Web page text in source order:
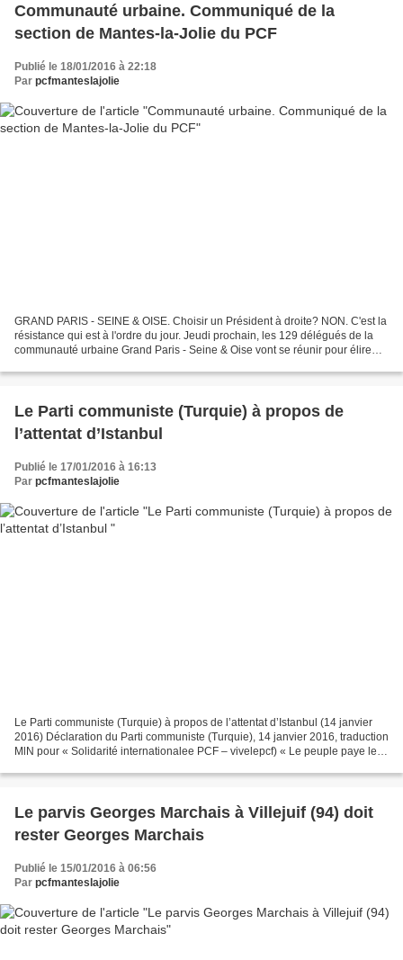
Communauté urbaine. Communiqué de la
section de Mantes-la-Jolie du PCF
Publié le 18/01/2016 à 22:18
Par pcfmanteslajolie
GRAND PARIS - SEINE & OISE. Choisir un Président à droite? NON. C'est la
résistance qui est à l'ordre du jour. Jeudi prochain, les 129 délégués de la
communauté urbaine Grand Paris - Seine & Oise vont se réunir pour élire
Le Parti communiste (Turquie) à propos de
l’attentat d’Istanbul
Publié le 17/01/2016 à 16:13
Par pcfmanteslajolie
Le Parti communiste (Turquie) à propos de l’attentat d’Istanbul (14 janvier
2016) Déclaration du Parti communiste (Turquie), 14 janvier 2016, traduction
MlN pour « Solidarité internationalee PCF – vivelepcf) « Le peuple paye le
Le parvis Georges Marchais à Villejuif (94) doit
rester Georges Marchais
Publié le 15/01/2016 à 06:56
Par pcfmanteslajolie